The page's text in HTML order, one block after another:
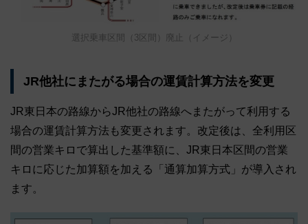
選択乗車区間（3区間）廃止（イメージ）
JR他社にまたがる場合の運賃計算方法を変更
JR東日本の路線からJR他社の路線へまたがって利用する
場合の運賃計算方法も変更されます。改定後は、全利用区
間の営業キロで算出した基準額に、JR東日本区間の営業
キロに応じた加算額を加える「通算加算方式」が導入され
ます。